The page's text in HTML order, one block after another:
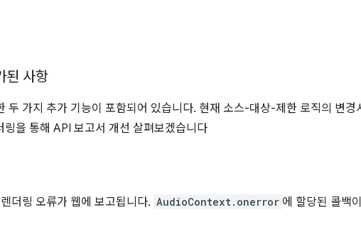
사항
가지 추가 기능이 포함되어 있습니다. 현재 소스-대상-제한 로직의 변경
을 통해 API 보고서 개선 살펴보겠습니다
더링 오류가 웹에 보고됩니다. AudioContext.onerror 에 할당된 콜백